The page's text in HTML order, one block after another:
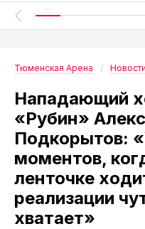
Тюменская Арена Новости
Нападающий
«Рубин»
Подкорытов:
моментов,
ленточке
реализации
хватает»